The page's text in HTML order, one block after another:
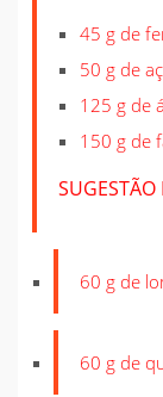
45 g de
50 g de
125 g de
150 g de
SUGESTÃO
60 g de
60 g de